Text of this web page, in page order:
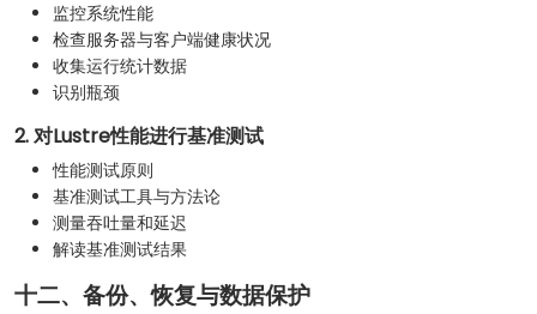
监控系统性能
检查服务器与客户端健康状况
收集运行统计数据
识别瓶颈
2. 对Lustre性能进行基准测试
性能测试原则
基准测试工具与方法论
测量吞吐量和延迟
解读基准测试结果
十二、备份、恢复与数据保护